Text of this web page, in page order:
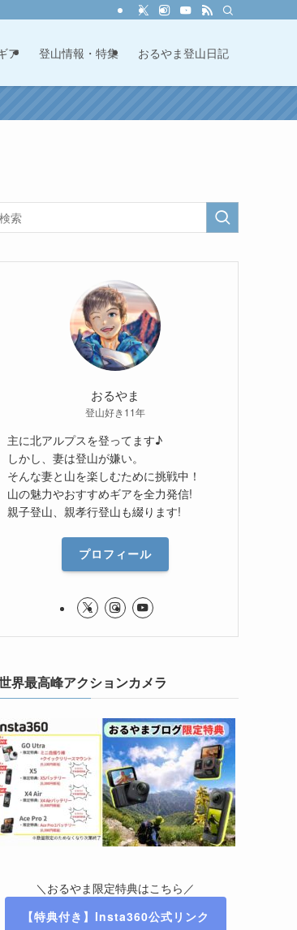
ア 登山情報・特集 おるやま登山日記
おるやま
登山好き11年
主に北アルプスを登ってます♪
しかし、妻は登山が嫌い。
そんな妻と山を楽しむために挑戦中！
山の魅力やおすすめギアを全力発信!
親子登山、親孝行登山も綴ります!
プロフィール
界最高峰アクションカメラ
＼おるやま限定特典はこちら／
【特典付き】Insta360公式リンク